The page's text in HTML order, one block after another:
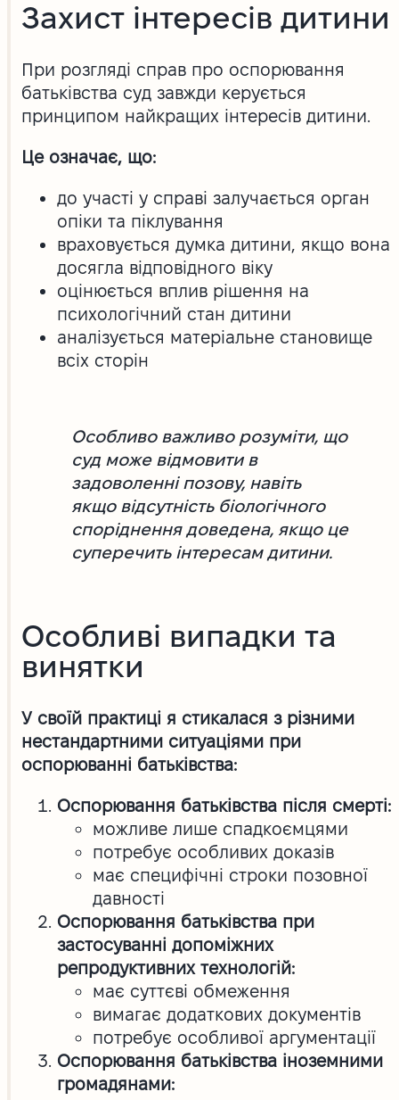
Захист інтересів дитини
При розгляді справ про оспорювання
батьківства суд завжди керується
принципом найкращих інтересів дитини.
Це означає, що:
до участі у справі залучається орган
опіки та піклування
враховується думка дитини, якщо вона
досягла відповідного віку
оцінюється вплив рішення на
психологічний стан дитини
аналізується матеріальне становище
всіх сторін
Особливо важливо розуміти, що
суд може відмовити в
задоволенні позову, навіть
якщо відсутність біологічного
споріднення доведена, якщо це
суперечить інтересам дитини.
Особливі випадки та
винятки
У своїй практиці я стикалася з різними
нестандартними ситуаціями при
оспорюванні батьківства:
Оспорювання батьківства після смерті:
можливе лише спадкоємцями
потребує особливих доказів
має специфічні строки позовної
давності
Оспорювання батьківства при
застосуванні допоміжних
репродуктивних технологій:
має суттєві обмеження
вимагає додаткових документів
потребує особливої аргументації
Оспорювання батьківства іноземними
громадянами: